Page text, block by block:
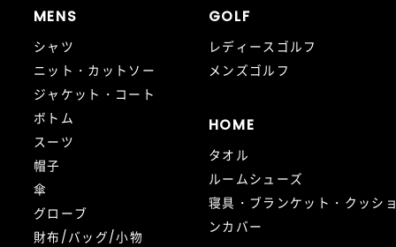
MENS
シャツ
ニット・カットソー
ジャケット・コート
ボトム
スーツ
帽子
傘
グローブ
財布/バッグ/小物
GOLF
レディースゴルフ
メンズゴルフ
HOME
タオル
ルームシューズ
寝具・ブランケット・クッショ
ンカバー